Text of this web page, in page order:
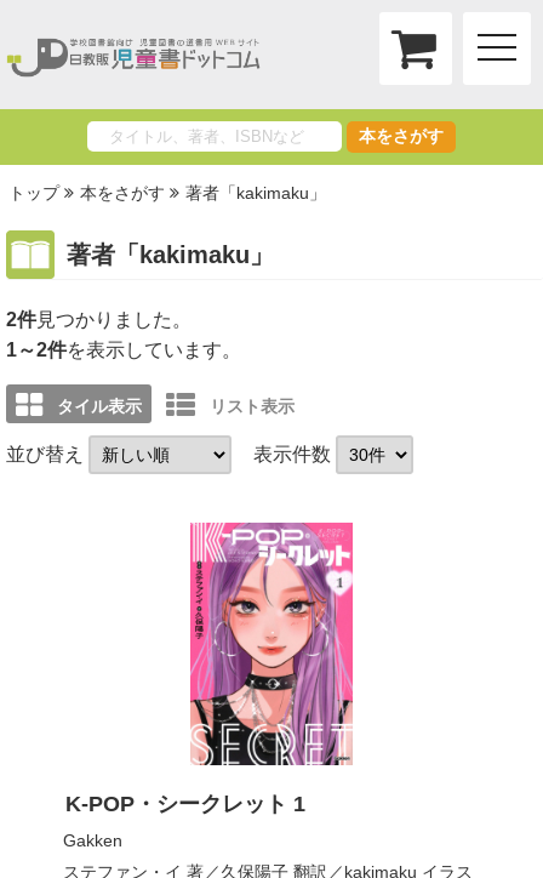
toggle
本をさがす
トップ 本をさがす 著者「kakimaku」
著者「kakimaku」
2件
1～2件を表示しています。
タイル表示 リスト表示
並び替え 表示件数
K-POP・シークレット 1
Gakken
ステファン・イ 著／久保陽子翻訳／kakimaku イラス